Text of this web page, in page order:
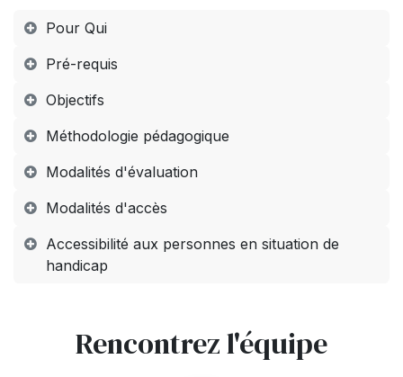
Pour Qui
Pré-requis
Objectifs
Méthodologie pédagogique
Modalités d'évaluation
Modalités d'accès
Accessibilité aux personnes en situation de
handicap
Rencontrez l'équipe